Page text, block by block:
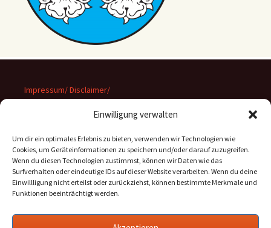
Einwilligung verwalten
Um dir ein optimales Erlebnis zu bieten, verwenden wir Technologien wie
Cookies, um Geräteinformationen zu speichern und/oder darauf zuzugreifen.
Wenn du diesen Technologien zustimmst, können wir Daten wie das
Surfverhalten oder eindeutige IDs auf dieser Website verarbeiten. Wenn du deine
Einwillligung nicht erteilst oder zurückziehst, können bestimmte Merkmale und
Funktionen beeinträchtigt werden.
Impressum/ Disclaimer/
Datenschutz
Suchen
nach: